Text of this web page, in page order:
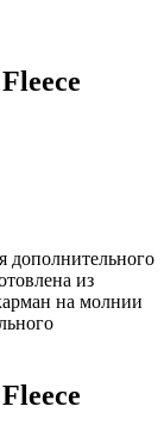
дополнительного
из
на молнии